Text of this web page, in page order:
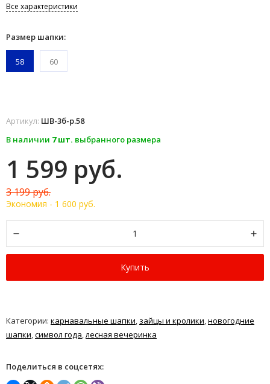
Все характеристики
Размер шапки:
58 60
Артикул: ШВ-3б-р.58
В наличии 7 шт. выбранного размера
1 599 руб.
3 199 руб.
Экономия - 1 600 руб.
Купить
Категории: карнавальные шапки зайцы и кролики новогодние
шапки символ года лесная вечеринка
Поделиться в соцсетях: